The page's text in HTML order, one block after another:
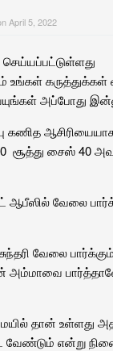
April 5, 2022
செய்யப்பட்டுள்ளது
உங்கள்
அப்போது
ஆசிரியையாக
சைஸ் 40
வேலை
வேலை
அம்மாவை
தான் உள்ளது
என்று